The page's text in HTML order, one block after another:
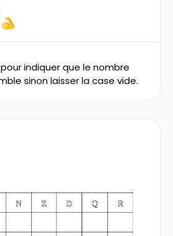
indiquer que le nombre
sinon laisser la case vide.